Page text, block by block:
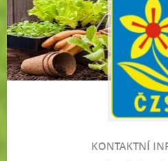
KONTAKTNÍ